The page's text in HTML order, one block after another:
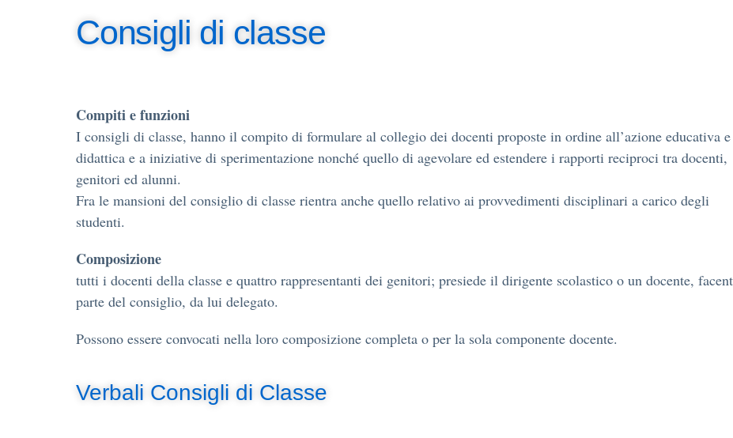
Consigli di classe
Compiti e funzioni
I consigli di classe, hanno il compito di formulare al collegio dei docenti proposte in ordine all’azione educativa e
didattica e a iniziative di sperimentazione nonché quello di agevolare ed estendere i rapporti reciproci tra docenti,
genitori ed alunni.
Fra le mansioni del consiglio di classe rientra anche quello relativo ai provvedimenti disciplinari a carico degli
studenti.
Composizione
tutti i docenti della classe e quattro rappresentanti dei genitori; presiede il dirigente scolastico o un docente,
parte del consiglio, da lui delegato.
Possono essere convocati nella loro composizione completa o per la sola componente docente.
Verbali Consigli di Classe